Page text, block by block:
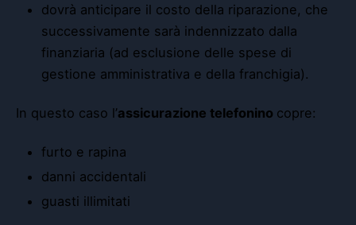
dovrà anticipare il costo della riparazione, che
successivamente sarà indennizzato dalla
finanziaria (ad esclusione delle spese di
gestione amministrativa e della franchigia).
In questo caso l’assicurazione telefonino copre:
furto e rapina
danni accidentali
guasti illimitati